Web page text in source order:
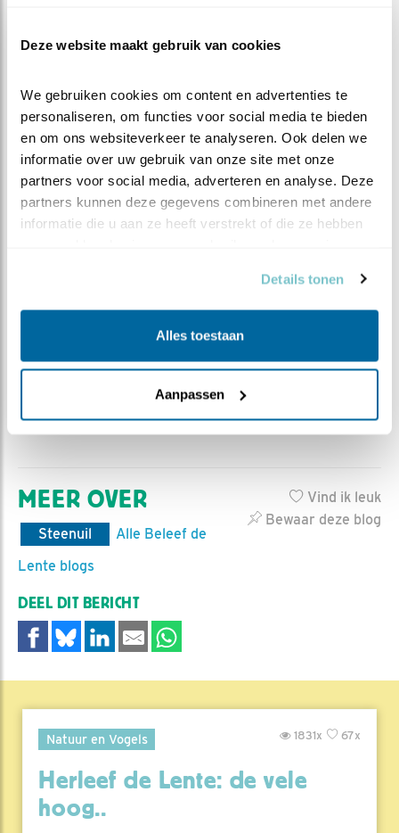
Deze website maakt gebruik van cookies
We gebruiken cookies om content en advertenties te
personaliseren, om functies voor social media te bieden
en om ons websiteverkeer te analyseren. Ook delen we
informatie over uw gebruik van onze site met onze
partners voor social media, adverteren en analyse. Deze
partners kunnen deze gegevens combineren met andere
informatie die u aan ze heeft verstrekt of die ze hebben
Details tonen
Alles toestaan
Aanpassen
zou werken! Een volgende keer meer over dit project.
startblokken staat en het ouderwetse handwerk. Tel 'm
op!
Steenuilenoverleg Nederland (STONE) is een
Daartoe wordt samengewerkt met relevante
binnen- en buitenlandse, professionele en
vrijwilligersorganisaties. STONE is een
vrijwilligersorganisatie, zonder betaalde krachten.
Vind ik leuk
Bewaar deze blog
MEER OVER
Steenuil
Alle Beleef de
Lente blogs
DEEL DIT BERICHT
Natuur en Vogels 67x
1831x
Herleef de Lente: de vele
hoog..